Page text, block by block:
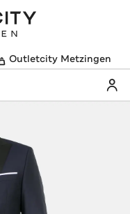
Outletcity Metzingen